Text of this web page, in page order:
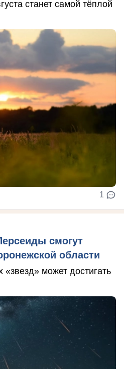
станет самой тёплой
1
смогут
области
может достигать